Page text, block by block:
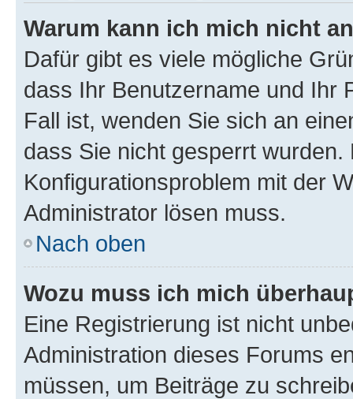
Warum kann ich mich nicht
Dafür gibt es viele mögliche
dass Ihr Benutzername und Ihr
Fall ist, wenden Sie sich an
dass Sie nicht gesperrt
Konfigurationsproblem mit der
Administrator lösen muss.
Nach oben
Wozu muss ich mich
Eine Registrierung ist nicht
Administration dieses Forums
müssen, um Beiträge zu